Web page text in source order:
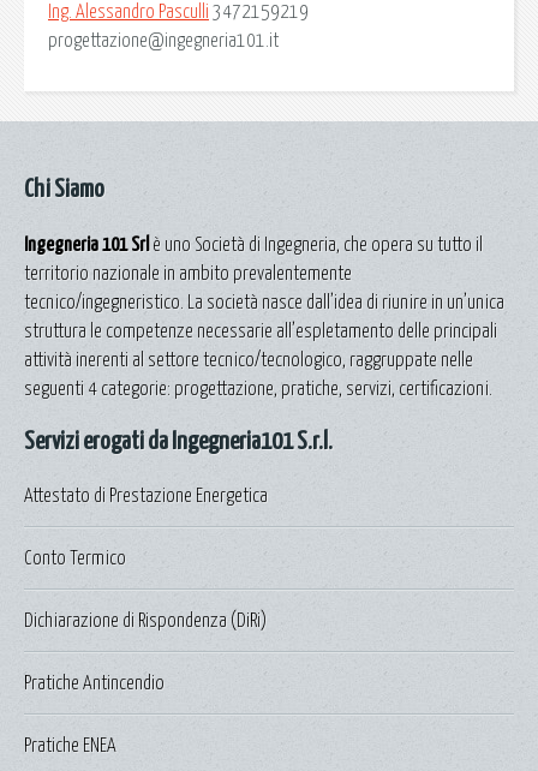
Ing. Alessandro Pasculli 3472159219
progettazione@ingegneria101.it
Servizi erogati da Ingegneria101 S.r.l.
Attestato di Prestazione Energetica
Conto Termico
Dichiarazione di Rispondenza (DiRi)
Pratiche Antincendio
Pratiche ENEA
Chi Siamo
Ingegneria 101 Srl è uno Società di Ingegneria, che opera su tutto il
territorio nazionale in ambito prevalentemente
tecnico/ingegneristico. La società nasce dall’idea di riunire in un’unica
struttura le competenze necessarie all’espletamento delle principali
attività inerenti al settore tecnico/tecnologico, raggruppate nelle
seguenti 4 categorie: progettazione, pratiche, servizi, certificazioni.